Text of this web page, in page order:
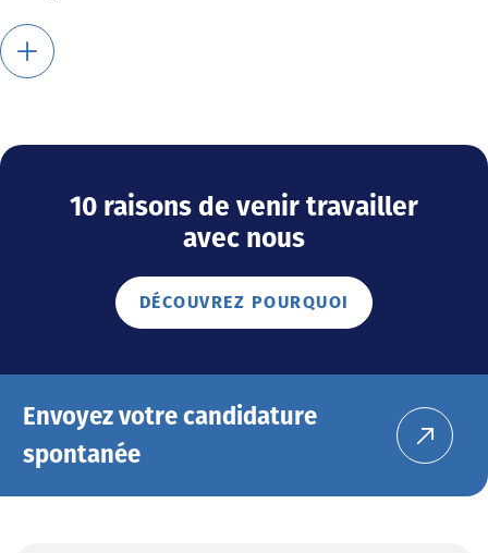
10 raisons de venir travailler
avec nous
DÉCOUVREZ POURQUOI
Envoyez votre candidature
spontanée